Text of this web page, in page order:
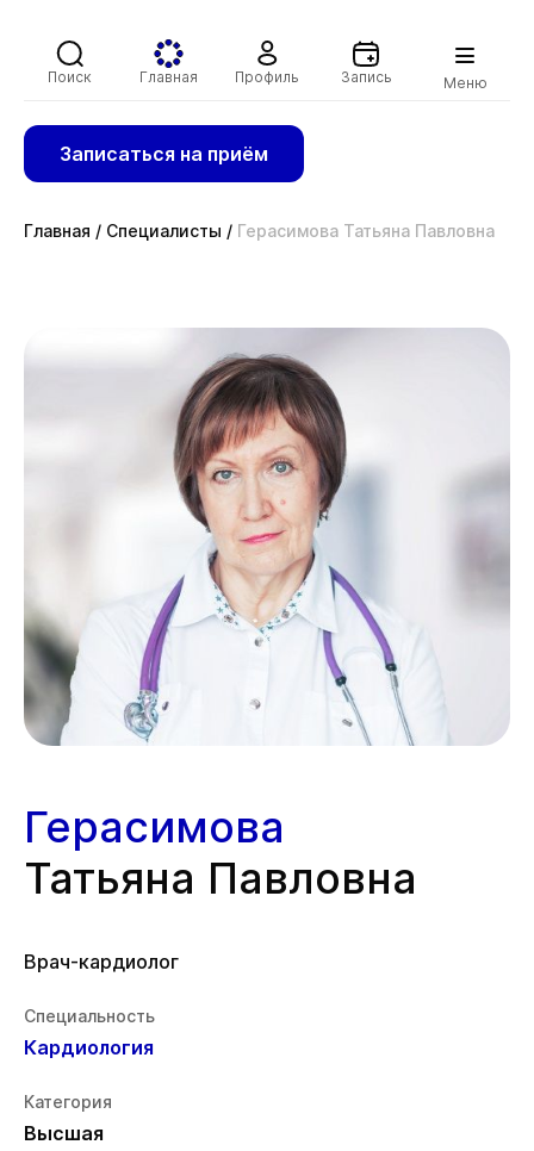
Поиск Главная Профиль Запись Меню
Записаться на приём
Главная / Специалисты / Герасимова Татьяна Павловна
Герасимова
Татьяна Павловна
Врач-кардиолог
Специальность
Кардиология
Категория
Высшая